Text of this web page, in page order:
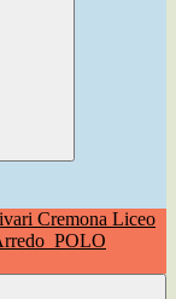
Liceo
POLO